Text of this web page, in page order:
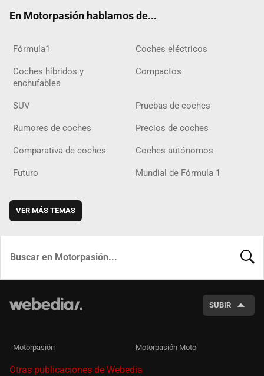
En Motorpasión hablamos de...
Fórmula1 Coches eléctricos
Coches híbridos y
enchufables
Compactos
SUV Pruebas de coches
Rumores de coches Precios de coches
Comparativa de coches Coches autónomos
Futuro Mundial de Fórmula 1
VER MÁS TEMAS
SUBIR
Motorpasión Motorpasión Moto
Otras publicaciones de Webedia